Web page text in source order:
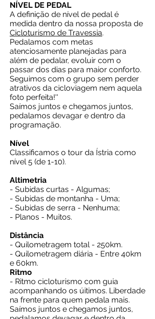
​NÍVEL DE PEDAL
A definição de nível de pedal é
medida dentro da nossa proposta de
Cicloturismo de Travessia.
Pedalamos com metas
atenciosamente planejadas para
além de pedalar, evoluir com o
passar dos dias para maior conforto.
Seguimos com o grupo sem perder
atrativos da cicloviagem nem aquela
foto perfeita!''
Saímos juntos e chegamos juntos,
pedalamos devagar e dentro da
programação.
​Nível
Classificamos o tour da Ístria como
nível 5 (de 1-10).
Altimetria
- Subidas curtas - Algumas;
- Subidas de montanha - Uma;
- Subidas de serra - Nenhuma;
- Planos - Muitos.
Distância
- Quilometragem total - 250km.
- Quilometragem diária - Entre 40km
e 60km.
Ritmo
- Ritmo cicloturismo com guia
acompanhando os úitimos. Liberdade
na frente para quem pedala mais.
Saímos juntos e chegamos juntos,